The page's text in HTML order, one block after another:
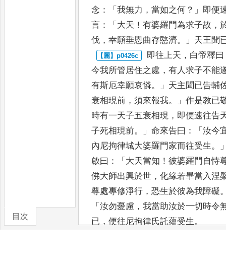
目次
念 ： 「我無力 ，當如之何 ？」
即便
言 ： 「 大天 ！有婆羅門為求子故 ，
伐 ，幸願垂恩曲存愍濟。」 天王聞
即往上天 ， 白帝釋曰
今我所管居住之處 ，有人求子不能
有斯厄幸願哀憐。」 天主聞已告輔
衰相現前 ，須來報我。」作是教已
時有一天子五衰相現 ， 即便速往告
子死相現前。」命來告曰 ：「汝今
內尼拘律城大婆羅門家而往受生 。
啟曰 ：「 大天當知 ！彼婆羅門自恃
佛大師出興於世 ，化緣若畢當入涅
尊處專修淨行 ，恐生於彼為我障礙
「汝勿憂慮 ，我當助汝於一切時令
已 ，便往尼拘律氏託蘊受生 。